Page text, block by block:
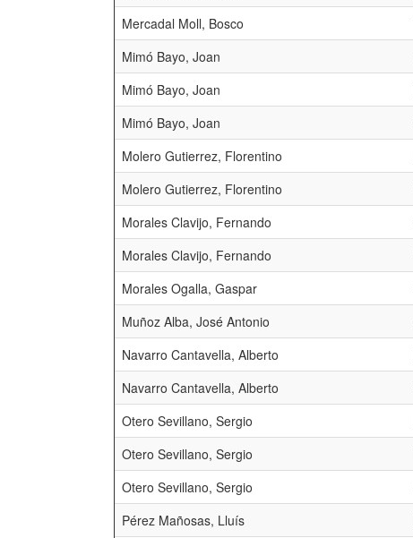
Mercadal Moll, Bosco
Mimó Bayo, Joan
Mimó Bayo, Joan
Mimó Bayo, Joan
Molero Gutierrez, Florentino
Molero Gutierrez, Florentino
Morales Clavijo, Fernando
Morales Clavijo, Fernando
Morales Ogalla, Gaspar
Muñoz Alba, José Antonio
Navarro Cantavella, Alberto
Navarro Cantavella, Alberto
Otero Sevillano, Sergio
Otero Sevillano, Sergio
Otero Sevillano, Sergio
Pérez Mañosas, Lluís